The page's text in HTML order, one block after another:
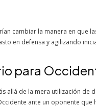
cambiar la manera en que
en defensa y agilizando
para
allá de la mera utilización
ante un oponente